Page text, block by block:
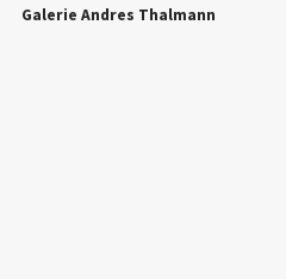
Galerie Andres Thalmann